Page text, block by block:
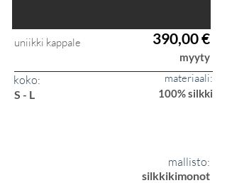
uniikki kappale 390,00 €
myyty
koko:
materiaali:
S - L
100% silkki
mallisto:
silkkikimonot